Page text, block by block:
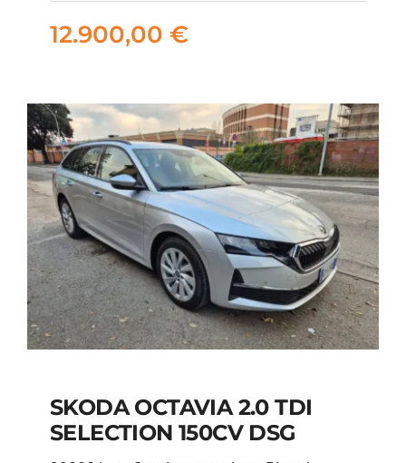
12.900,00
12.900,00 €
SKODA OCTAVIA 2.0
SKODA OCTAVIA 2.0 TDI
SELECTION 150CV DSG